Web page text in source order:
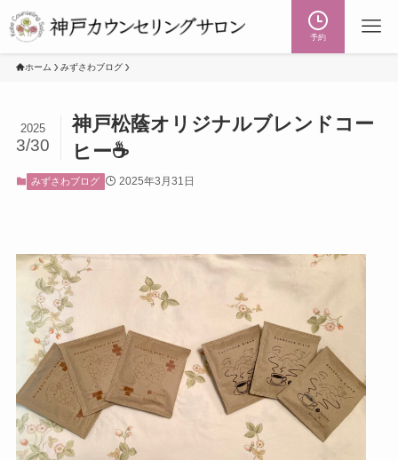
予約
ホーム みずさわブログ
神戸松蔭オリジナルブレンドコー
ヒー☕
2025
3/30
みずさわブログ 2025年3月31日